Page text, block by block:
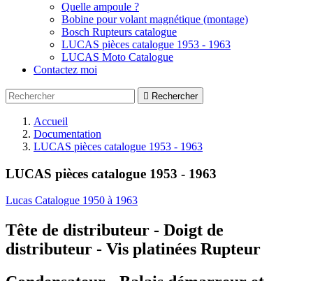
Quelle ampoule ?
Bobine pour volant magnétique (montage)
Bosch Rupteurs catalogue
LUCAS pièces catalogue 1953 - 1963
LUCAS Moto Catalogue
Contactez moi
 Rechercher
Accueil
Documentation
LUCAS pièces catalogue 1953 - 1963
LUCAS pièces catalogue 1953 - 1963
Lucas Catalogue 1950 à 1963
Tête de distributeur - Doigt de
distributeur - Vis platinées Rupteur